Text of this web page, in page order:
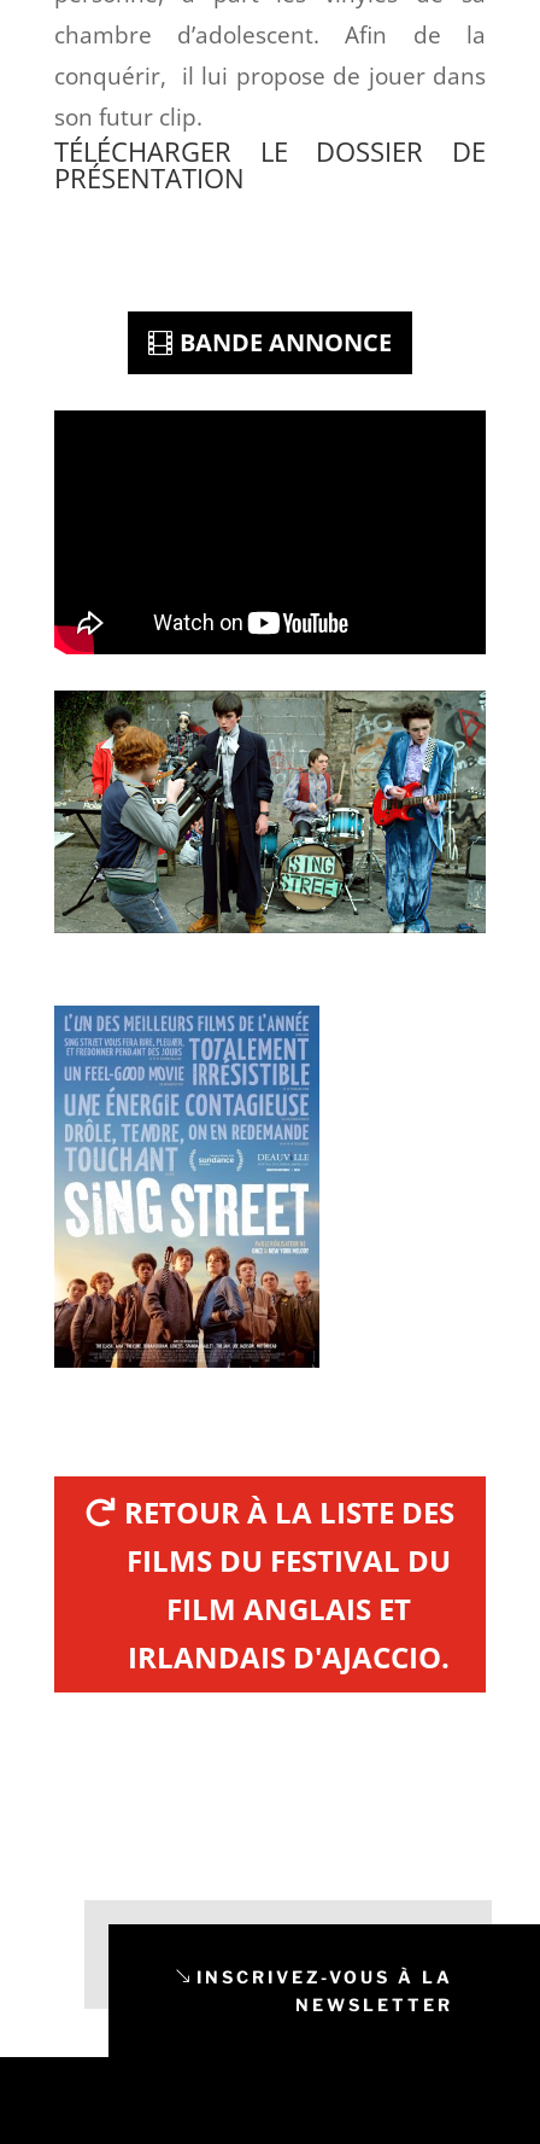
chambre d’adolescent. Afin de la
conquérir, il lui propose de jouer dans
son futur clip.
TÉLÉCHARGER LE DOSSIER DE
PRÉSENTATION
BANDE ANNONCE
RETOUR À LA LISTE DES
FILMS DU FESTIVAL DU
FILM ANGLAIS ET
IRLANDAIS D'AJACCIO.
INSCRIVEZ-VOUS À LA
NEWSLETTER